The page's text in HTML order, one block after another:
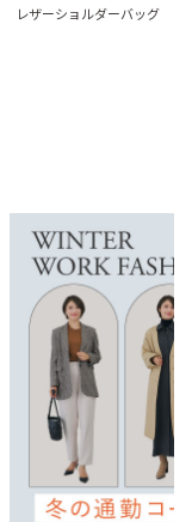
レザーショルダーバッグ